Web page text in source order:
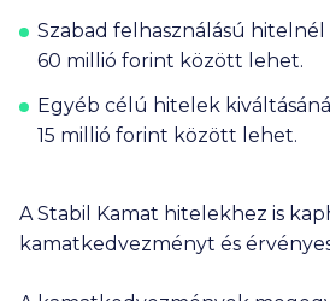
Szabad felhasználású hitelnél
60 millió forint között lehet.
Egyéb célú hitelek
15 millió forint között lehet.
A Stabil Kamat hitelekhez is
kamatkedvezményt és érvényes